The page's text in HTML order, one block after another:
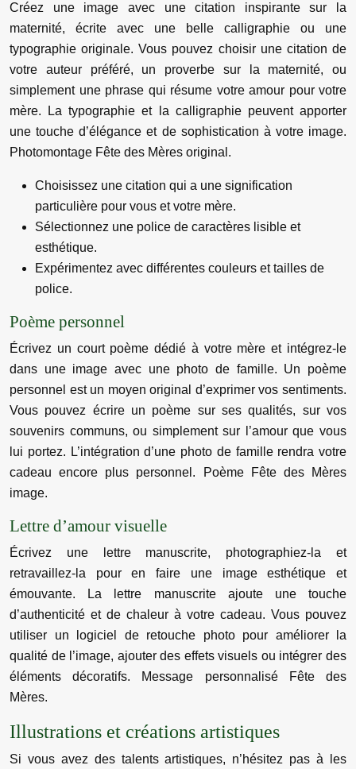
Créez une image avec une citation inspirante sur la
maternité, écrite avec une belle calligraphie ou une
typographie originale. Vous pouvez choisir une citation de
votre auteur préféré, un proverbe sur la maternité, ou
simplement une phrase qui résume votre amour pour votre
mère. La typographie et la calligraphie peuvent apporter
une touche d’élégance et de sophistication à votre image.
Photomontage Fête des Mères original.
Choisissez une citation qui a une signification
particulière pour vous et votre mère.
Sélectionnez une police de caractères lisible et
esthétique.
Expérimentez avec différentes couleurs et tailles de
police.
Poème personnel
Écrivez un court poème dédié à votre mère et intégrez-le
dans une image avec une photo de famille. Un poème
personnel est un moyen original d’exprimer vos sentiments.
Vous pouvez écrire un poème sur ses qualités, sur vos
souvenirs communs, ou simplement sur l’amour que vous
lui portez. L’intégration d’une photo de famille rendra votre
cadeau encore plus personnel. Poème Fête des Mères
image.
Lettre d’amour visuelle
Écrivez une lettre manuscrite, photographiez-la et
retravaillez-la pour en faire une image esthétique et
émouvante. La lettre manuscrite ajoute une touche
d’authenticité et de chaleur à votre cadeau. Vous pouvez
utiliser un logiciel de retouche photo pour améliorer la
qualité de l’image, ajouter des effets visuels ou intégrer des
éléments décoratifs. Message personnalisé Fête des
Mères.
Illustrations et créations artistiques
Si vous avez des talents artistiques, n’hésitez pas à les